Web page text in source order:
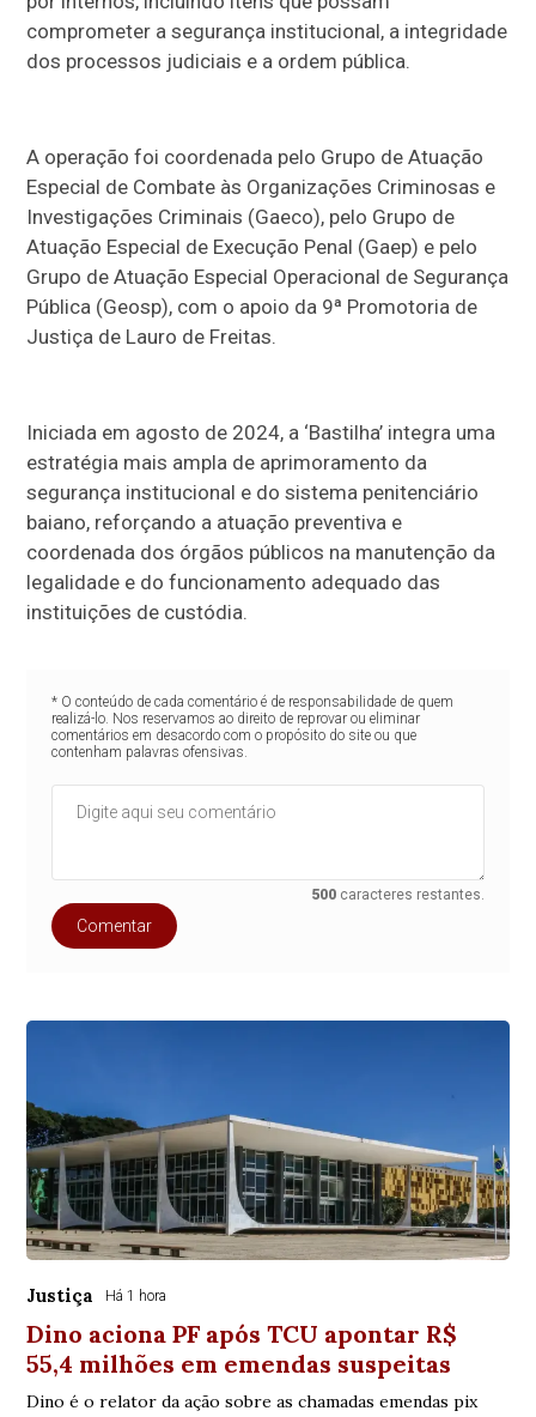
comprometer a segurança institucional, a integridade
dos processos judiciais e a ordem pública.
A operação foi coordenada pelo Grupo de Atuação
Especial de Combate às Organizações Criminosas e
Investigações Criminais (Gaeco), pelo Grupo de
Atuação Especial de Execução Penal (Gaep) e pelo
Grupo de Atuação Especial Operacional de Segurança
Pública (Geosp), com o apoio da 9ª Promotoria de
Justiça de Lauro de Freitas.
Iniciada em agosto de 2024, a ‘Bastilha’ integra uma
estratégia mais ampla de aprimoramento da
segurança institucional e do sistema penitenciário
baiano, reforçando a atuação preventiva e
coordenada dos órgãos públicos na manutenção da
legalidade e do funcionamento adequado das
instituições de custódia.
* O conteúdo de cada comentário é de responsabilidade de quem
realizá-lo. Nos reservamos ao direito de reprovar ou eliminar
comentários em desacordo com o propósito do site ou que
contenham palavras ofensivas.
500 caracteres restantes.
Comentar
Justiça Há 1 hora
Dino aciona PF após TCU apontar R$
55,4 milhões em emendas suspeitas
Dino é o relator da ação sobre as chamadas emendas pix